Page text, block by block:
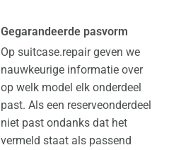
Gegarandeerde pasvorm
Op suitcase.repair geven we
nauwkeurige informatie over
op welk model elk onderdeel
past. Als een reserveonderdeel
niet past ondanks dat het
vermeld staat als passend